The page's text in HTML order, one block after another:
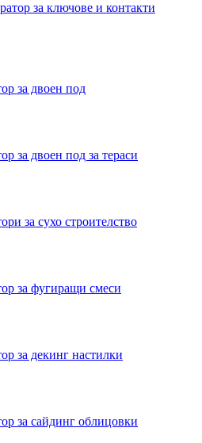
за ключове и контакти
за двоен под
за двоен под за тераси
за сухо строителство
за фугиращи смеси
за декинг настилки
за сайдинг облицовки